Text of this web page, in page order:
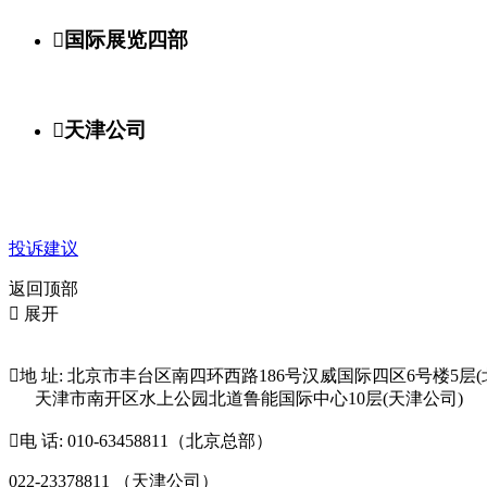
国际展览四部
天津公司
投诉建议
返回顶部
 展开
地 址: 北京市丰台区南四环西路186号汉威国际四区6号楼5层(
天津市南开区水上公园北道鲁能国际中心10层(天津公司)
电 话: 010-63458811（北京总部）
022-23378811 （天津公司）